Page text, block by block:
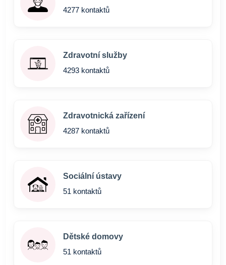
4277 kontaktů
Zdravotní služby
4293 kontaktů
Zdravotnická zařízení
4287 kontaktů
Sociální ústavy
51 kontaktů
Dětské domovy
51 kontaktů